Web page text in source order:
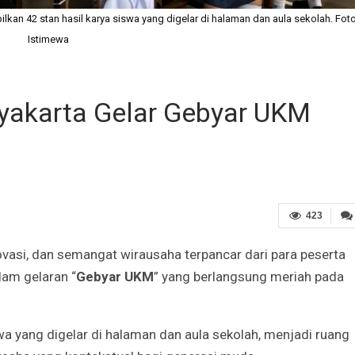
42 stan hasil karya siswa yang digelar di halaman dan aula sekolah.
Istimewa
Gelar Gebyar UKM
423
dan semangat wirausaha terpancar dari para peserta
gelaran “Gebyar UKM” yang berlangsung meriah pada
yang digelar di halaman dan aula sekolah, menjadi ruang